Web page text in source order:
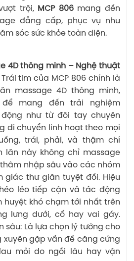
trội, MCP 806mang đến
đẳng cấp, phục vụ nhu
sóc sức khỏe toàn diện.
4D thông minh – Nghệ thuật
Trái tim của MCP 806 chính là
massage 4D thông minh,
mang đến trải nghiệm
động như từ đôi tay chuyên
di chuyển linh hoạt theo mọi
trái, phải, và thậm chí
lăn này không chỉ massage
nhập sâu vào các nhóm
giác thư giãn tuyệt đối. Hiệu
léo tiếp cận và tác động
huyệt khó chạm tới nhất trên
lưng dưới, cổ hay vai gáy.
sâu: Là lựa chọn lý tưởng cho
xuyên gặp vấn đề căng cứng
mỏi do ngồi lâu hay vận